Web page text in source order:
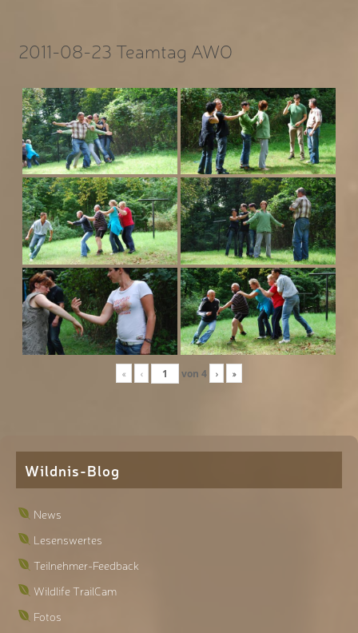
2011-08-23 Teamtag AWO
« ‹ von 4 › »
Wildnis-Blog
News
Lesenswertes
Teilnehmer-Feedback
Wildlife TrailCam
Fotos